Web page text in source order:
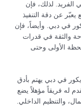
الفريد. لذلك، فإن
عن دقة التنفيذ
في دبي. وأيضاً، فإن
والثقة في قدرات
الأولى وحتى
في دبي يهتم بأدق
له فريقاً مؤهلاً يضع
والتنظيم الداخلي.